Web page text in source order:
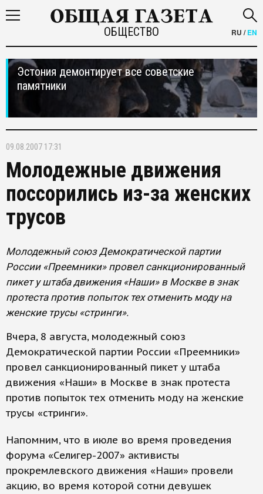
ОБЩЕСТВО RU /EN
Эстония демонтирует все советские
памятники
09.08.2007 17:31
Молодежные движения
поссорились из-за женских
трусов
Молодежный союз Демократической партии
России «Преемники» провел санкционированный
пикет у штаба движения «Наши» в Москве в знак
протеста против попыток тех отменить моду на
женские трусы «стринги».
Вчера, 8 августа, молодежный союз
Демократической партии России «Преемники»
провел санкционированный пикет у штаба
движения «Наши» в Москве в знак протеста
против попыток тех отменить моду на женские
трусы «стринги».
Напомним, что в июле во время проведения
форума «Селигер-2007» активисты
прокремлевского движения «Наши» провели
акцию, во время которой сотни девушек